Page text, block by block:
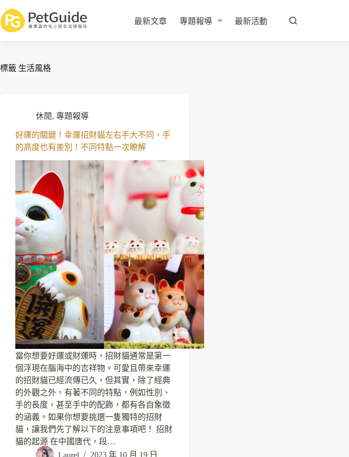
最新文章 專題報導 最新活動
標籤 生活風格
休閒, 專題報導
好運的關鍵！幸運招財貓左右手大不同，手
的高度也有差別！不同特點一次瞭解
當你想要好運或財運時，招財貓通常是第一
個浮現在腦海中的吉祥物。可愛且帶來幸運
的招財貓已經流傳已久，但其實，除了經典
的外觀之外，有著不同的特點，例如性別、
手的長度，甚至手中的配飾，都有各自象徵
的涵義。如果你想要挑選一隻獨特的招財
貓，讓我們先了解以下的注意事項吧！ 招財
貓的起源 在中國唐代，段…
Laurel
2023 年 10 月 19 日